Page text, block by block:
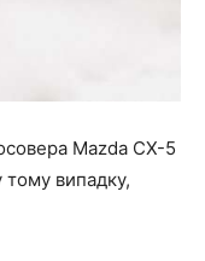
Mazda CX-5
тому випадку,